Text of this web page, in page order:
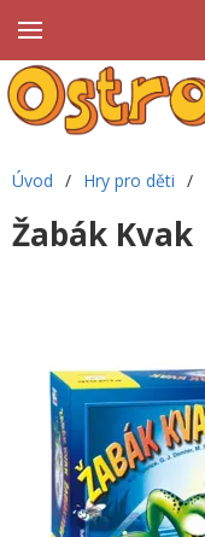
Úvod / Hry pro děti /
Žabák Kvak